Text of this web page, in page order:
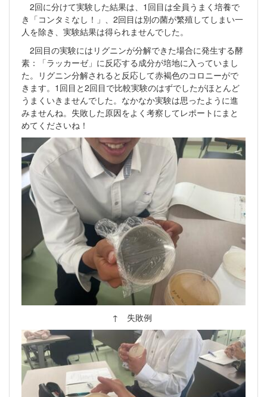
2回に分けて実験した結果は、1回目は全員うまく培養で
き「コンタミなし！」、2回目は別の菌が繁殖してしまい一
人を除き、実験結果は得られませんでした。
2回目の実験にはリグニンが分解できた場合に発生する酵
素：「ラッカーゼ」に反応する成分が培地に入っていまし
た。リグニン分解されると反応して赤褐色のコロニーがで
きます。1回目と2回目で比較実験のはずでしたがほとんど
うまくいきませんでした。なかなか実験は思ったように進
みませんね。失敗した原因をよく考察してレポートにまと
めてくださいね！
↑ 失敗例